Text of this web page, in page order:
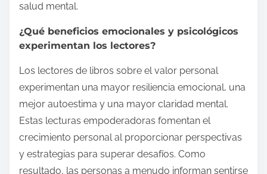
salud mental.
¿Qué beneficios emocionales y psicológicos
experimentan los lectores?
Los lectores de libros sobre el valor personal
experimentan una mayor resiliencia emocional, una
mejor autoestima y una mayor claridad mental.
Estas lecturas empoderadoras fomentan el
crecimiento personal al proporcionar perspectivas
y estrategias para superar desafíos. Como
resultado, las personas a menudo informan sentirse